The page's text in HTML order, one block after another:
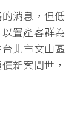
消息，但低
置產客群為
北市文山區
新案問世，